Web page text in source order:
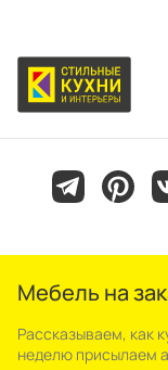
Мебель на
Рассказываем, как
неделю присылаем